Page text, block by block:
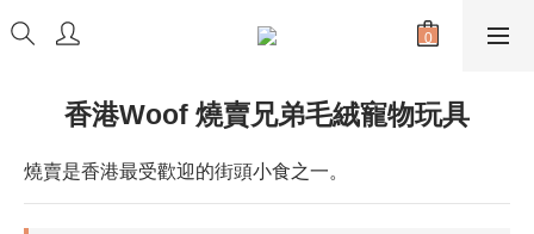
香港Woof 燒賣兄弟毛絨寵物玩具
燒賣是香港最受歡迎的街頭小食之一。